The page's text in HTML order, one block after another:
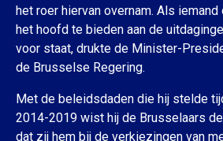
het roer hiervan overnam. Als
het hoofd te bieden aan de
voor staat, drukte de Minister-
de Brusselse Regering.
Met de beleidsdaden die hij stelde
2014-2019 wist hij de Brusselaars
dat zij hem bij de verkiezingen van